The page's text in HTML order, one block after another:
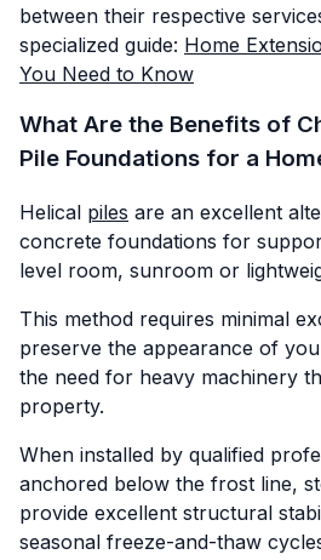
between their respective
specialized guide: Home
You Need to Know
What Are the Benefits of
Pile Foundations for a
Helical piles are an excellent
concrete foundations for
level room, sunroom or
This method requires minimal
preserve the appearance of
the need for heavy machinery
property.
When installed by qualified
anchored below the frost line,
provide excellent structural
seasonal freeze-and-thaw